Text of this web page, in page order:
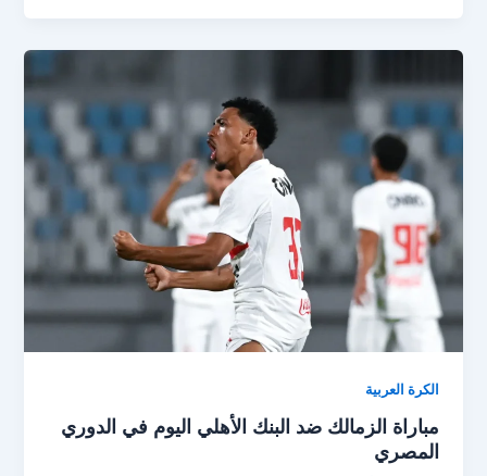
الكرة العربية
مباراة الزمالك ضد البنك الأهلي اليوم في الدوري
المصري